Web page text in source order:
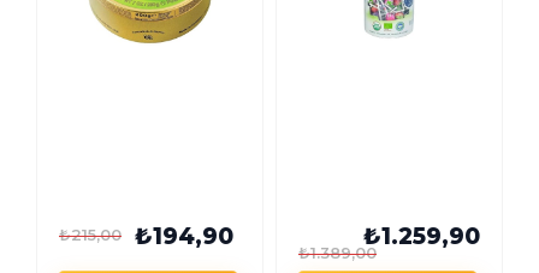
₺1.259,90 ₺229,90
₺253,90